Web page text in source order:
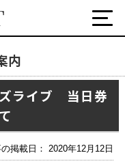
内
ライブ 当日券
掲載日： 2020年12月12日